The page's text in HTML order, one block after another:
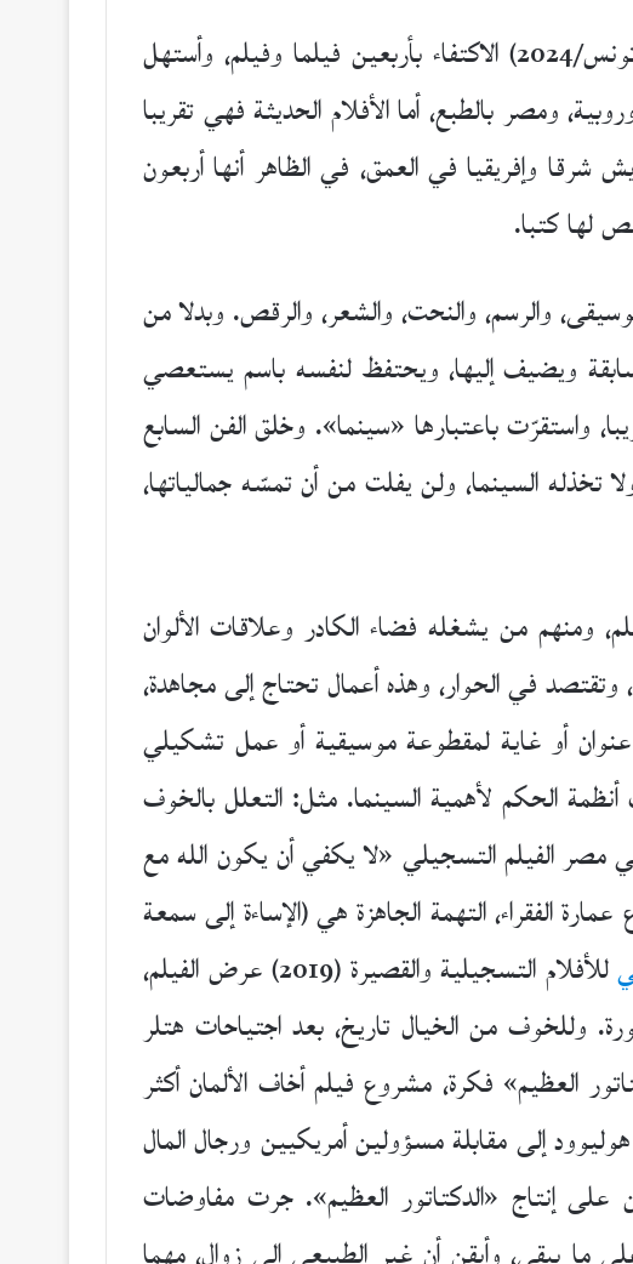
– تونس/2024) الاكتفاء بأربعين فيلما وفيلم، وأستهل
ومصر بالطبع، أما الأفلام الحديثة فهي تقريبا
شرقا وإفريقيا في العمق، في الظاهر أنها أربعون
لها كتبا.
والرسم، والنحت، والشعر، والرقص. وبدلا من
ويضيف إليها، ويحتفظ لنفسه باسم يستعصي
واستقرّت باعتبارها «سينما». وخلق الفن السابع
تخذله السينما، ولن يفلت من أن تمسّه جمالياتها،
ومنهم من يشغله فضاء الكادر وعلاقات الألوان
في الحوار، وهذه أعمال تحتاج إلى مجاهدة،
أو غاية لمقطوعة موسيقية أو عمل تشكيلي
الحكم لأهمية السينما. مثل: التعلل بالخوف
في عام 1977 أيضا رفضت الرقابة في مصر الفيلم التسجيلي «لا يكفي أن يكون الله مع
الفقراء، التهمة الجاهزة هي (الإساءة إلى سمعة
للأفلام التسجيلية والقصيرة (2019) عرض الفيلم،
وللخوف من الخيال تاريخ، بعد اجتياحات هتلر
العظيم» فكرة، مشروع فيلم أخاف الألمان أكثر
إلى مقابلة مسؤولين أمريكيين ورجال المال
على إنتاج «الدكتاتور العظيم». جرت مفاوضات